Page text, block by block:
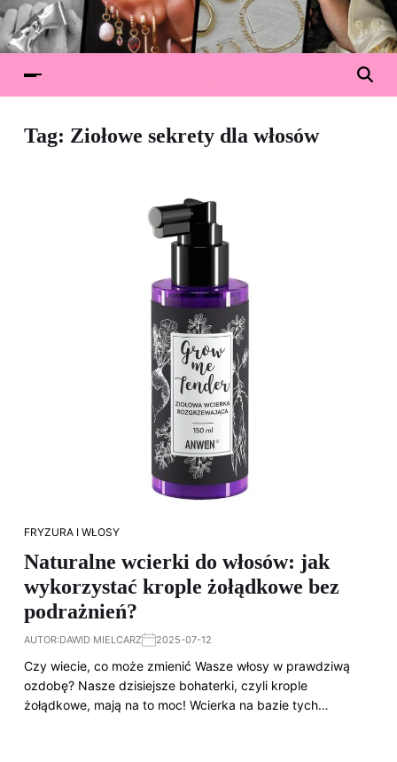
Tag: Ziołowe sekrety dla włosów
FRYZURA I WŁOSY
Naturalne wcierki do włosów: jak
wykorzystać krople żołądkowe bez
podrażnień?
AUTOR:DAWID MIELCARZ 2025-07-12
Czy wiecie, co może zmienić Wasze włosy w prawdziwą
ozdobę? Nasze dzisiejsze bohaterki, czyli krople
żołądkowe, mają na to moc! Wcierka na bazie tych…